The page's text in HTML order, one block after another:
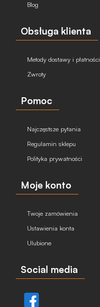
Blog
Obsługa klienta
Metody dostawy i płatności
Zwroty
Pomoc
Najczęstsze pytania
Regulamin sklepu
Polityka prywatności
Moje konto
Twoje zamówienia
Ustawienia konta
Ulubione
Social media